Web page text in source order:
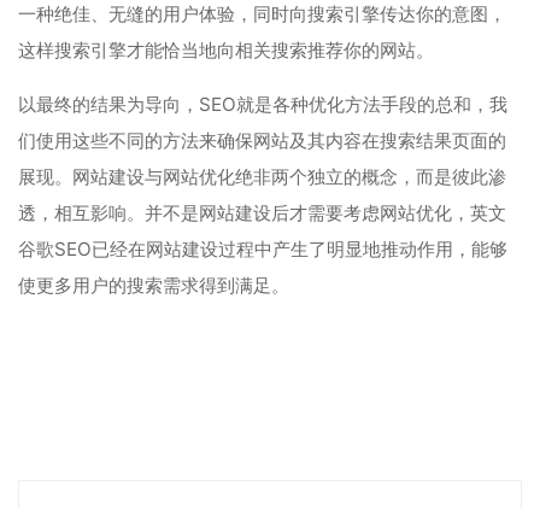
一种绝佳、无缝的用户体验，同时向搜索引擎传达你的意图，
这样搜索引擎才能恰当地向相关搜索推荐你的网站。
以最终的结果为导向，SEO就是各种优化方法手段的总和，我
们使用这些不同的方法来确保网站及其内容在搜索结果页面的
展现。网站建设与网站优化绝非两个独立的概念，而是彼此渗
透，相互影响。并不是网站建设后才需要考虑网站优化，英文
谷歌SEO已经在网站建设过程中产生了明显地推动作用，能够
使更多用户的搜索需求得到满足。